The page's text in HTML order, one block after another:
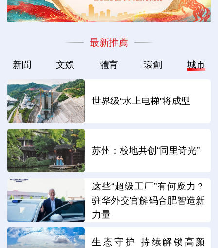
最新推薦
新聞 文娛 體育 環創 城市
世界级“水上电梯”将成型
苏州：校地共创“同里诗光”
这些“超级工厂”有何魔力？
驻华外交官解码合肥智造新
力量
生态守护 持续解锁高颜